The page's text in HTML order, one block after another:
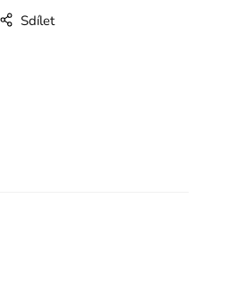
Sdílet